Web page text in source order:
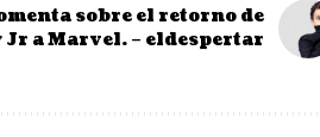
sobre el retorno de
Jr a Marvel. – eldespertar